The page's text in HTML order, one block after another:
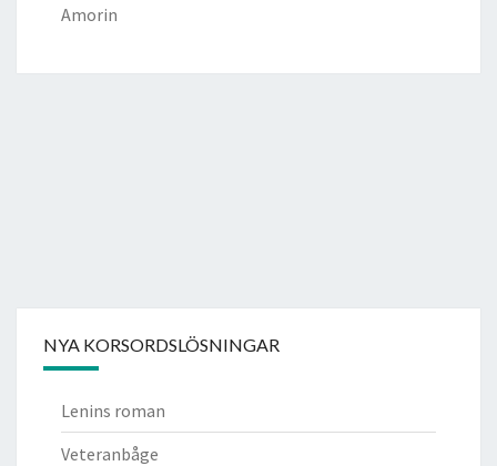
Amorin
NYA KORSORDSLÖSNINGAR
Lenins roman
Veteranbåge